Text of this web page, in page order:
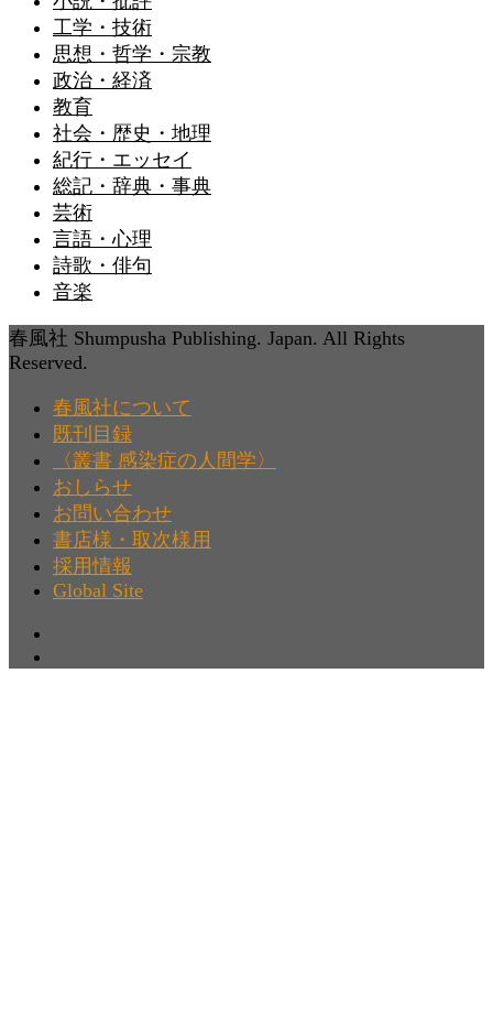
工学・技術
思想・哲学・宗教
政治・経済
教育
社会・歴史・地理
紀行・エッセイ
総記・辞典・事典
芸術
言語・心理
詩歌・俳句
音楽
春風社 Shumpusha Publishing. Japan. All Rights
Reserved.
春風社について
既刊目録
〈叢書 感染症の人間学〉
おしらせ
お問い合わせ
書店様・取次様用
採用情報
Global Site